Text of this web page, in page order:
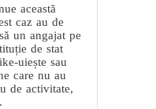
această
caz au de
un angajat pe
de stat
uiește sau
care nu au
de activitate,